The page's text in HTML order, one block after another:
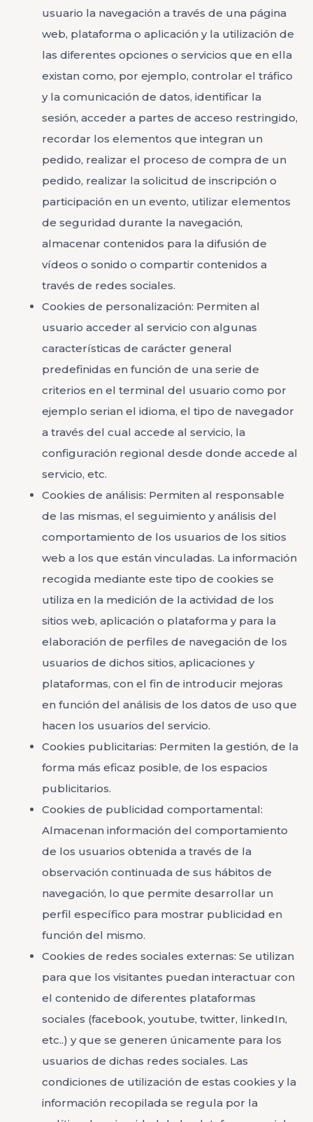
usuario la navegación a través de una página
web, plataforma o aplicación y la utilización de
las diferentes opciones o servicios que en ella
existan como, por ejemplo, controlar el tráfico
y la comunicación de datos, identificar la
sesión, acceder a partes de acceso restringido,
recordar los elementos que integran un
pedido, realizar el proceso de compra de un
pedido, realizar la solicitud de inscripción o
participación en un evento, utilizar elementos
de seguridad durante la navegación,
almacenar contenidos para la difusión de
vídeos o sonido o compartir contenidos a
través de redes sociales.
Cookies de personalización: Permiten al
usuario acceder al servicio con algunas
características de carácter general
predefinidas en función de una serie de
criterios en el terminal del usuario como por
ejemplo serian el idioma, el tipo de navegador
a través del cual accede al servicio, la
configuración regional desde donde accede al
servicio, etc.
Cookies de análisis: Permiten al responsable
de las mismas, el seguimiento y análisis del
comportamiento de los usuarios de los sitios
web a los que están vinculadas. La información
recogida mediante este tipo de cookies se
utiliza en la medición de la actividad de los
sitios web, aplicación o plataforma y para la
elaboración de perfiles de navegación de los
usuarios de dichos sitios, aplicaciones y
plataformas, con el fin de introducir mejoras
en función del análisis de los datos de uso que
hacen los usuarios del servicio.
Cookies publicitarias: Permiten la gestión, de la
forma más eficaz posible, de los espacios
publicitarios.
Cookies de publicidad comportamental:
Almacenan información del comportamiento
de los usuarios obtenida a través de la
observación continuada de sus hábitos de
navegación, lo que permite desarrollar un
perfil específico para mostrar publicidad en
función del mismo.
Cookies de redes sociales externas: Se utilizan
para que los visitantes puedan interactuar con
el contenido de diferentes plataformas
sociales (facebook, youtube, twitter, linkedIn,
etc..) y que se generen únicamente para los
usuarios de dichas redes sociales. Las
condiciones de utilización de estas cookies y la
información recopilada se regula por la